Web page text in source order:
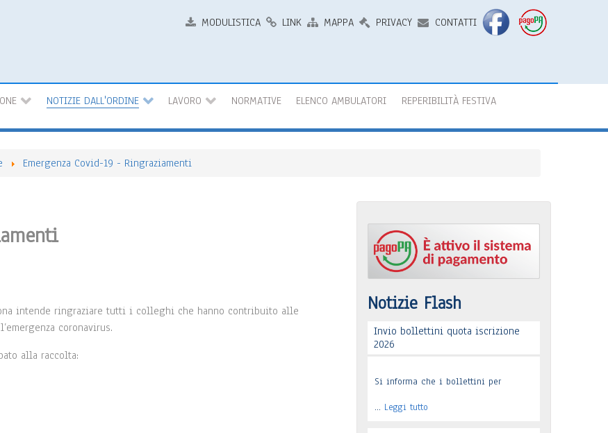
MODULISTICA LINK MAPPA PRIVACY CONTATTI
NOTIZIE DALL'ORDINE LAVORO NORMATIVE ELENCO AMBULATORI REPERIBILITÀ FESTIVA
Emergenza Covid-19 - Ringraziamenti
intende ringraziare tutti i colleghi che hanno contribuito alle
coronavirus.
alla raccolta:
Notizie Flash
Invio bollettini quota iscrizione
2026
Si informa che i bollettini per
… Leggi tutto